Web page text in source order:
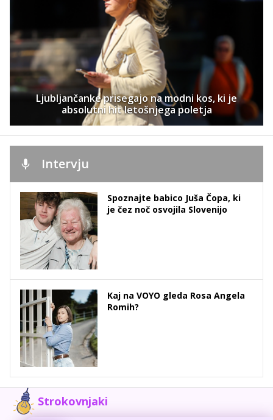
Ljubljančanke prisegajo na modni kos, ki je
absolutni hit letošnjega poletja
Intervju
Spoznajte babico Juša Čopa, ki
je čez noč osvojila Slovenijo
Kaj na VOYO gleda Rosa Angela
Romih?
Strokovnjaki